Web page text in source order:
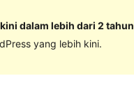
dalam lebih dari 2 tahun
yang lebih kini.